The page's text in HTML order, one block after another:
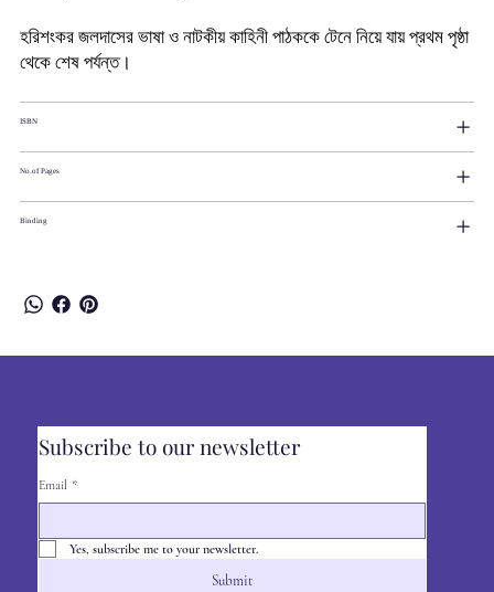
হরিশংকর জলদাসের ভাষা ও নাটকীয় কাহিনী পাঠককে টেনে নিয়ে যায় প্রথম পৃষ্ঠা
থেকে শেষ পর্যন্ত।
ISBN
No.of Pages
Binding
Subscribe to our newsletter
Email *
Yes, subscribe me to your newsletter.
Submit